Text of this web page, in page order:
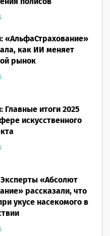
«АльфаСтрахование»
как ИИ меняет
рынок
Главные итоги 2025
искусственного
«Абсолют
рассказали, что
укусе насекомого в